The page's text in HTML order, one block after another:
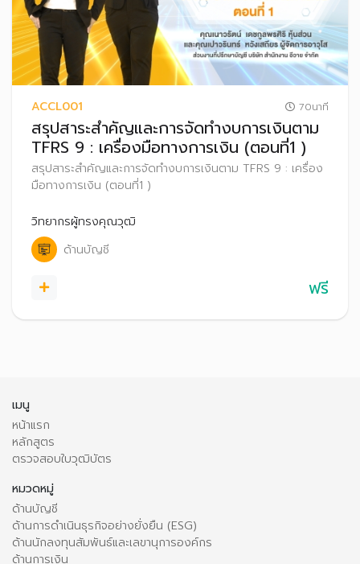
ACCL001 70นาที
สรุปสาระสำคัญและการจัดทำงบการเงินตาม
TFRS 9 : เครื่องมือทางการเงิน (ตอนที่1 )
สรุปสาระสำคัญและการจัดทำงบการเงินตาม TFRS 9 : เครื่อง
มือทางการเงิน (ตอนที่1 )
วิทยากรผู้ทรงคุณวุฒิ
ด้านบัญชี
ฟรี
เมนู
หน้าแรก
หลักสูตร
ตรวจสอบใบวุฒิบัตร
หมวดหมู่
ด้านบัญชี
ด้านการดำเนินธุรกิจอย่างยั่งยืน (ESG)
ด้านนักลงทุนสัมพันธ์และเลขานุการองค์กร
ด้านการเงิน